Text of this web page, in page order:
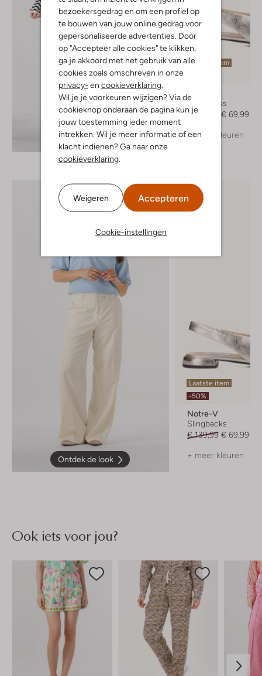
bezoekersgedrag en om een profiel op
te bouwen van jouw online gedrag voor
gepersonaliseerde advertenties. Door
op "Accepteer alle cookies" te klikken,
ga je akkoord met het gebruik van alle
cookies zoals omschreven in onze
privacy- en cookieverklaring.
Wil je je voorkeuren wijzigen? Via de
cookieknop onderaan de pagina kun je
jouw toestemming ieder moment
intrekken. Wil je meer informatie of een
klacht indienen? Ga naar onze
cookieverklaring.
Weigeren Accepteren
Cookie-instellingen
Ontdek de look
Laatste item
Notre-V
Slingbacks
€ 139,99
€ 69,99
+ meer kleuren
Ontdek de look
Laatste item
-50%
Notre-V
Slingbacks
€ 139,99 € 69,99
+ meer kleuren
Ook iets voor jou?